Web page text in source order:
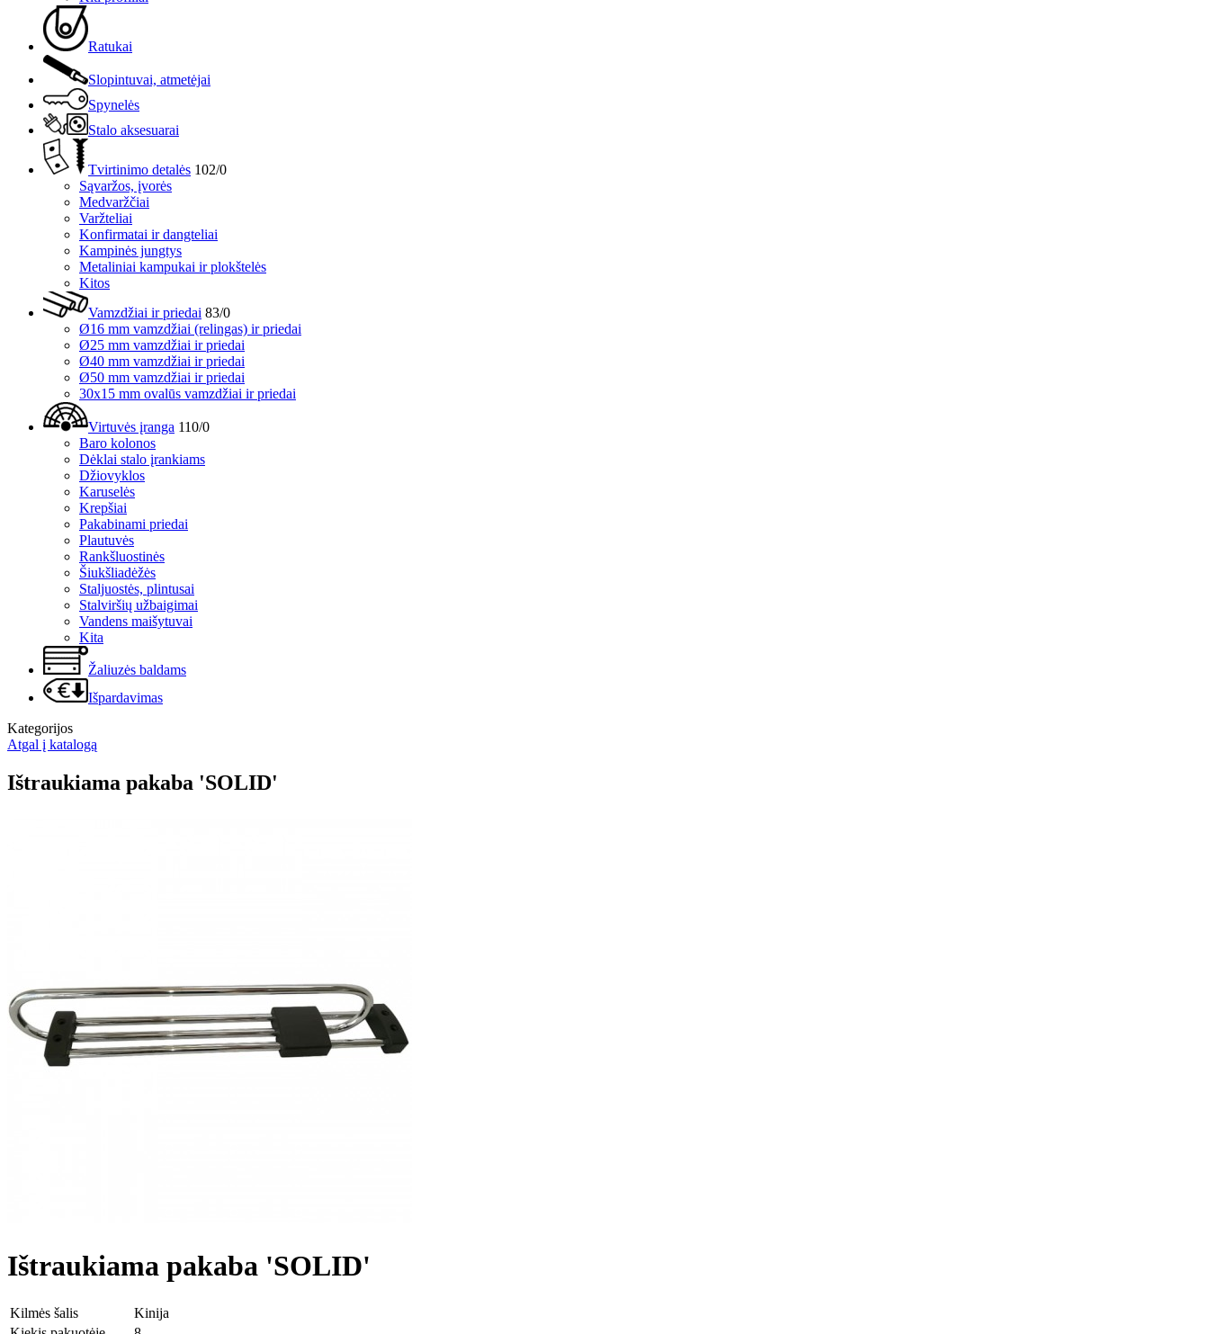
Ratukai
Slopintuvai, atmetėjai
Spynelės
Stalo aksesuarai
Tvirtinimo detalės 102/0
Sąvaržos, įvorės
Medvaržčiai
Varžteliai
Konfirmatai ir dangteliai
Kampinės jungtys
Metaliniai kampukai ir plokštelės
Kitos
Vamzdžiai ir priedai 83/0
Ø16 mm vamzdžiai (relingas) ir priedai
Ø25 mm vamzdžiai ir priedai
Ø40 mm vamzdžiai ir priedai
Ø50 mm vamzdžiai ir priedai
30x15 mm ovalūs vamzdžiai ir priedai
Virtuvės įranga 110/0
Baro kolonos
Dėklai stalo įrankiams
Džiovyklos
Karuselės
Krepšiai
Pakabinami priedai
Plautuvės
Rankšluostinės
Šiukšliadėžės
Staljuostės, plintusai
Stalviršių užbaigimai
Vandens maišytuvai
Kita
Žaliuzės baldams
Išpardavimas
Kategorijos
Atgal į katalogą
Ištraukiama pakaba 'SOLID'
Ištraukiama pakaba 'SOLID'
Kilmės šalis
Kinija